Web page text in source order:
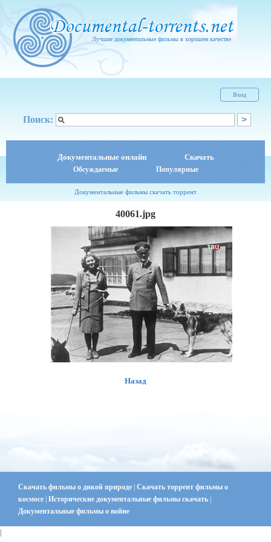
Лучшие документальные фильмы в хорошем качестве
Вход
Поиск:
Документальные онлайн Скачать
Обсуждаемые Популярные
Документальные фильмы скачать торрент
40061.jpg
Назад
Скачать фильмы о дикой природе | Скачать торрент фильмы о
космосе | Исторические документальные фильмы скачать |
Документальные фильмы о войне
|